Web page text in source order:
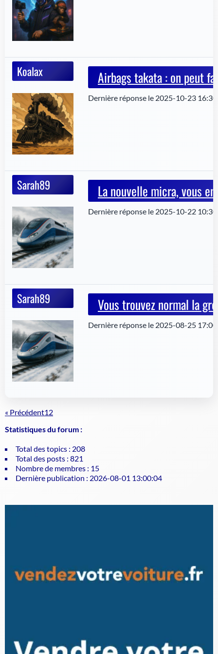
Koalax Airbags takata : on peut
Dernière réponse le 2025-10-23
Sarah89 La nouvelle micra, vous
Dernière réponse le 2025-10-22
Sarah89 Vous trouvez normal la
Dernière réponse le 2025-08-25
« Précédent12
Statistiques du forum :
Total des topics : 208
Total des posts : 821
Nombre de membres : 15
Dernière publication : 2026-08-01 13:00:04